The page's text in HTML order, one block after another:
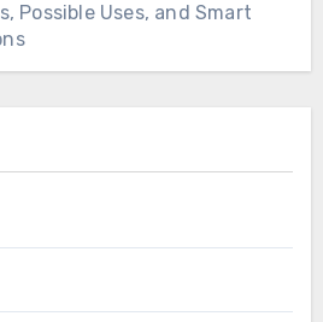
Possible Uses, and Smart